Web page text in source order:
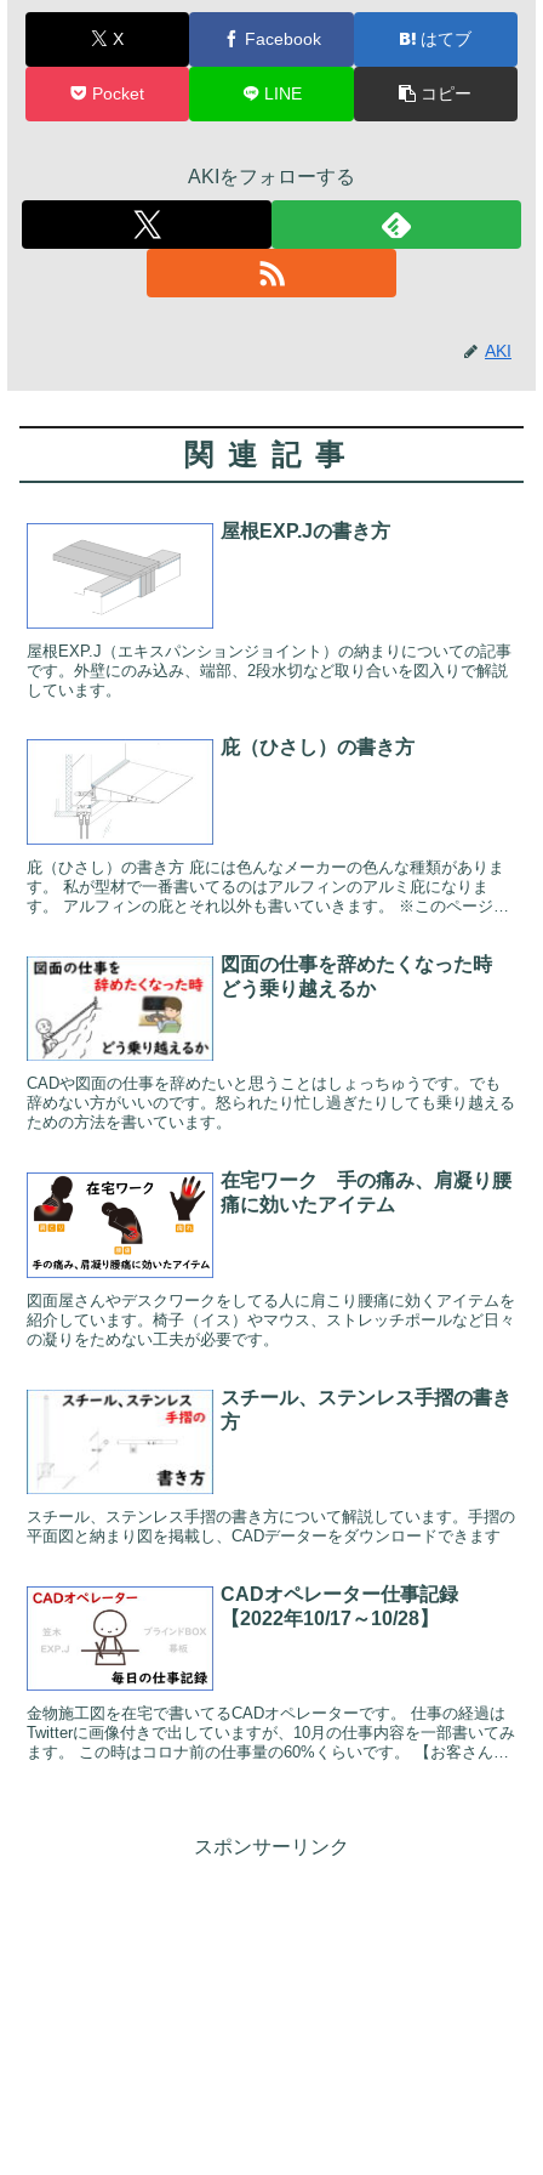
X Facebook はてブ
Pocket LINE コピー
AKIをフォローする
AKI
関連記事
屋根EXP.Jの書き方
屋根EXP.J（エキスパンションジョイント）の納まりについての記事
です。外壁にのみ込み、端部、2段水切など取り合いを図入りで解説
しています。
庇（ひさし）の書き方
庇（ひさし）の書き方 庇には色んなメーカーの色んな種類がありま
す。 私が型材で一番書いてるのはアルフィンのアルミ庇になりま
す。 アルフィンの庇とそれ以外も書いていきます。 ※このページの
図面の仕事を辞めたくなった時
どう乗り越えるか
CADや図面の仕事を辞めたいと思うことはしょっちゅうです。でも
辞めない方がいいのです。怒られたり忙し過ぎたりしても乗り越える
ための方法を書いています。
在宅ワーク 手の痛み、肩凝り腰
痛に効いたアイテム
図面屋さんやデスクワークをしてる人に肩こり腰痛に効くアイテムを
紹介しています。椅子（イス）やマウス、ストレッチポールなど日々
の凝りをためない工夫が必要です。
スチール、ステンレス手摺の書き
方
スチール、ステンレス手摺の書き方について解説しています。手摺の
平面図と納まり図を掲載し、CADデーターをダウンロードできます
CADオペレーター仕事記録
【2022年10/17～10/28】
金物施工図を在宅で書いてるCADオペレーターです。 仕事の経過は
Twitterに画像付きで出していますが、10月の仕事内容を一部書いてみ
ます。 この時はコロナ前の仕事量の60%くらいです。 【お客さん】
スポンサーリンク